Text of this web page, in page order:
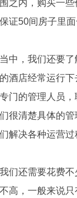
之内，购买一
证50间房子里
中，我们还要
酒店经常运行
门的管理人员
很清楚具体的管
解决各种运营
们还需要花费不
高，一般来说